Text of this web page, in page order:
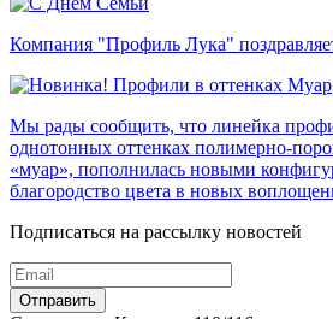
Компания "Профиль Лука"
Мы рады сообщить, что линейка
однотонных оттенках полимерно-
«муар», пополнилась новыми
благородство цвета в новых
Подписаться на рассылку новостей
Отправить